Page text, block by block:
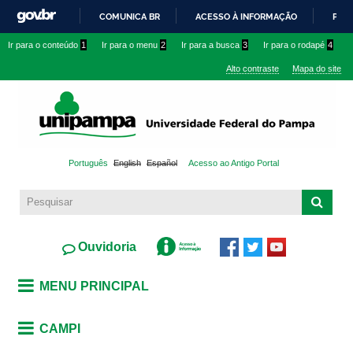
conteúdo
IR
O
COMUNICA BR ACESSO À INFORMAÇÃO
Ir para o conteúdo 1 Ir para o menu 2 Ir para a busca 3 Ir para o rodapé 4
Alto contraste Mapa do site
Português English Español Acesso ao Antigo Portal
Ouvidoria
MENU PRINCIPAL
CAMPI